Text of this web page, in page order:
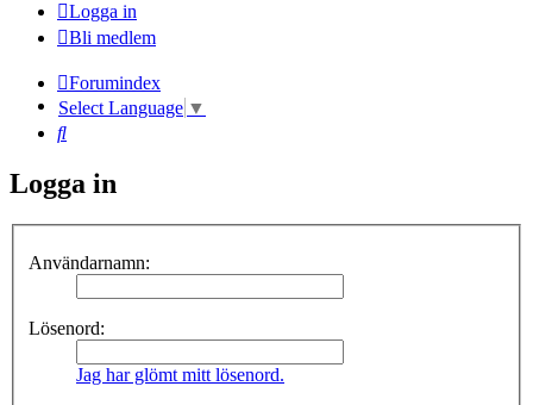
Logga in
Bli medlem
Forumindex
Select Language ▼
Sök
Logga in
Användarnamn:
Lösenord:
Jag har glömt mitt lösenord.